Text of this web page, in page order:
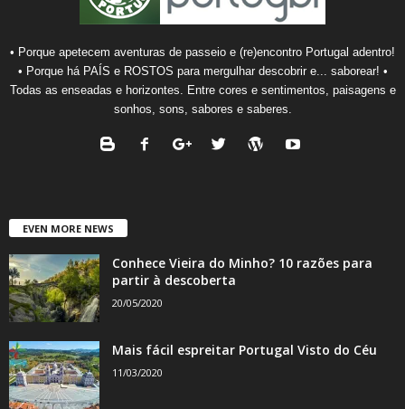
• Porque apetecem aventuras de passeio e (re)encontro Portugal adentro!
• Porque há PAÍS e ROSTOS para mergulhar descobrir e... saborear! •
Todas as enseadas e horizontes. Entre cores e sentimentos, paisagens e
sonhos, sons, sabores e saberes.
EVEN MORE NEWS
Conhece Vieira do Minho? 10 razões para
partir à descoberta
20/05/2020
Mais fácil espreitar Portugal Visto do Céu
11/03/2020